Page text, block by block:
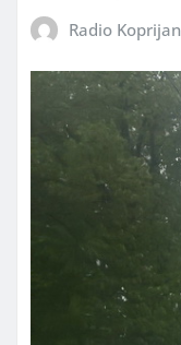
Radio Koprijan